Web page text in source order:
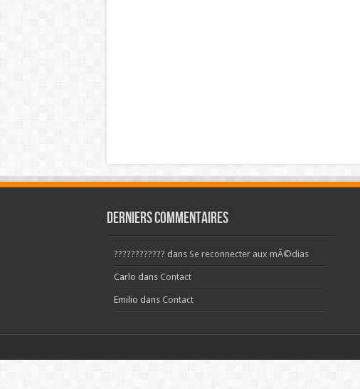
Derniers commentaires
???????????? dans Se reconnecter aux mÃ©dias
Carlo dans Contact
Emilio dans Contact